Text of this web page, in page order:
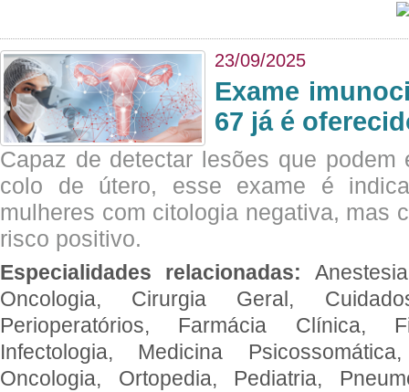
23/09/2025
Exame
67 já é
Capaz de detectar lesões que
colo de útero, esse exame é
mulheres com citologia negativa, mas
risco positivo.
Especialidades relacionadas:
Oncologia, Cirurgia Geral,
Perioperatórios, Farmácia Clínica,
Infectologia, Medicina
Oncologia, Ortopedia, Pediatria,